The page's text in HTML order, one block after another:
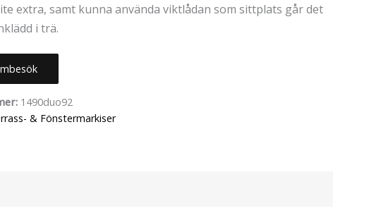
extra, samt kunna använda viktlådan som sittplats går det
i trä.
1490duo92
& Fönstermarkiser